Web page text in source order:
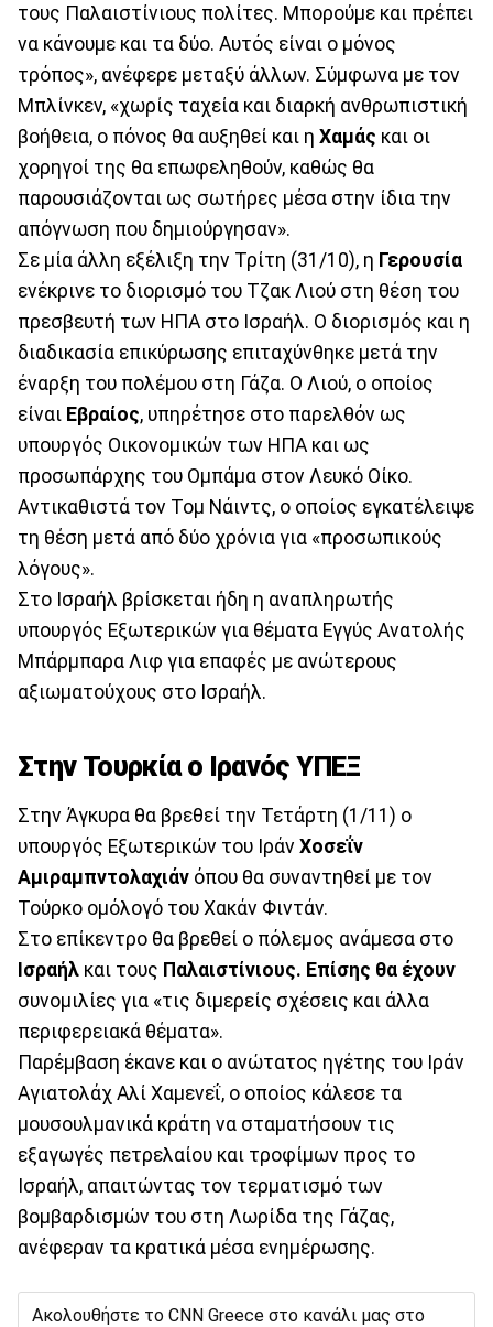
τους Παλαιστίνιους πολίτες. Μπορούμε και πρέπει
να κάνουμε και τα δύο. Αυτός είναι ο μόνος
τρόπος», ανέφερε μεταξύ άλλων. Σύμφωνα με τον
Μπλίνκεν, «χωρίς ταχεία και διαρκή ανθρωπιστική
βοήθεια, ο πόνος θα αυξηθεί και η Χαμάς και οι
χορηγοί της θα επωφεληθούν, καθώς θα
παρουσιάζονται ως σωτήρες μέσα στην ίδια την
απόγνωση που δημιούργησαν».
Σε μία άλλη εξέλιξη την Τρίτη (31/10), η Γερουσία
ενέκρινε το διορισμό του Τζακ Λιού στη θέση του
πρεσβευτή των ΗΠΑ στο Ισραήλ. Ο διορισμός και η
διαδικασία επικύρωσης επιταχύνθηκε μετά την
έναρξη του πολέμου στη Γάζα. Ο Λιού, ο οποίος
είναι Εβραίος, υπηρέτησε στο παρελθόν ως
υπουργός Οικονομικών των ΗΠΑ και ως
προσωπάρχης του Ομπάμα στον Λευκό Οίκο.
Αντικαθιστά τον Τομ Νάιντς, ο οποίος εγκατέλειψε
τη θέση μετά από δύο χρόνια για «προσωπικούς
λόγους».
Στο Ισραήλ βρίσκεται ήδη η αναπληρωτής
υπουργός Εξωτερικών για θέματα Εγγύς Ανατολής
Μπάρμπαρα Λιφ για επαφές με ανώτερους
αξιωματούχους στο Ισραήλ.
Στην Τουρκία ο Ιρανός ΥΠΕΞ
Στην Άγκυρα θα βρεθεί την Τετάρτη (1/11) ο
υπουργός Εξωτερικών του Ιράν Χοσεΐν
Αμιραμπντολαχιάν όπου θα συναντηθεί με τον
Τούρκο ομόλογό του Χακάν Φιντάν.
Στο επίκεντρο θα βρεθεί ο πόλεμος ανάμεσα στο
Ισραήλ και τους Παλαιστίνιους. Επίσης θα έχουν
συνομιλίες για «τις διμερείς σχέσεις και άλλα
περιφερειακά θέματα».
Παρέμβαση έκανε και ο ανώτατος ηγέτης του Ιράν
Αγιατολάχ Αλί Χαμενεΐ, ο οποίος κάλεσε τα
μουσουλμανικά κράτη να σταματήσουν τις
εξαγωγές πετρελαίου και τροφίμων προς το
Ισραήλ, απαιτώντας τον τερματισμό των
βομβαρδισμών του στη Λωρίδα της Γάζας,
ανέφεραν τα κρατικά μέσα ενημέρωσης.
Ακολουθήστε το CNN Greece στο κανάλι μας στο